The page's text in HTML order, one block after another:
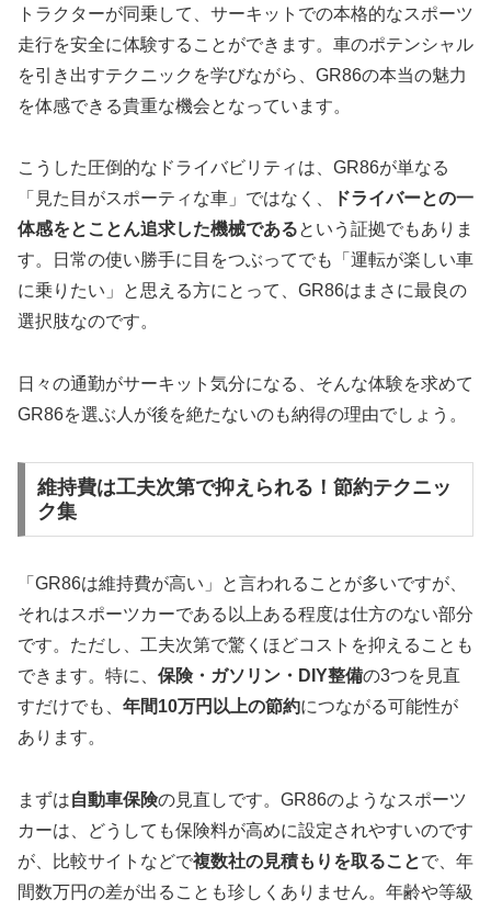
トラクターが同乗して、サーキットでの本格的なスポーツ
走行を安全に体験することができます。車のポテンシャル
を引き出すテクニックを学びながら、GR86の本当の魅力
を体感できる貴重な機会となっています。
こうした圧倒的なドライバビリティは、GR86が単なる
「見た目がスポーティな車」ではなく、
ドライバーとの一
体感をとことん追求した機械であるという証拠でもありま
す。日常の使い勝手に目をつぶってでも「運転が楽しい車
に乗りたい」と思える方にとって、GR86はまさに最良の
選択肢なのです。
日々の通勤がサーキット気分になる、そんな体験を求めて
GR86を選ぶ人が後を絶たないのも納得の理由でしょう。
維持費は工夫次第で抑えられる！節約テクニッ
ク集
「GR86は維持費が高い」と言われることが多いですが、
それはスポーツカーである以上ある程度は仕方のない部分
です。ただし、工夫次第で驚くほどコストを抑えることも
できます。特に、 保険・ガソリン・DIY整備の3つを見直
すだけでも、 年間10万円以上の節約につながる可能性が
あります。
まずは自動車保険の見直しです。GR86のようなスポーツ
カーは、どうしても保険料が高めに設定されやすいのです
が、比較サイトなどで複数社の見積もりを取ることで、年
間数万円の差が出ることも珍しくありません。年齢や等級